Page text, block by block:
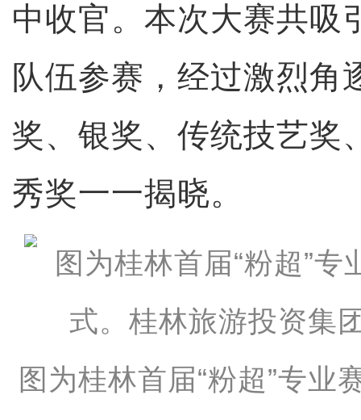
中收官。本次大赛共吸
队伍参赛，经过激烈角
奖、银奖、传统技艺奖
秀奖一一揭晓。
图为桂林首届“粉超”专业